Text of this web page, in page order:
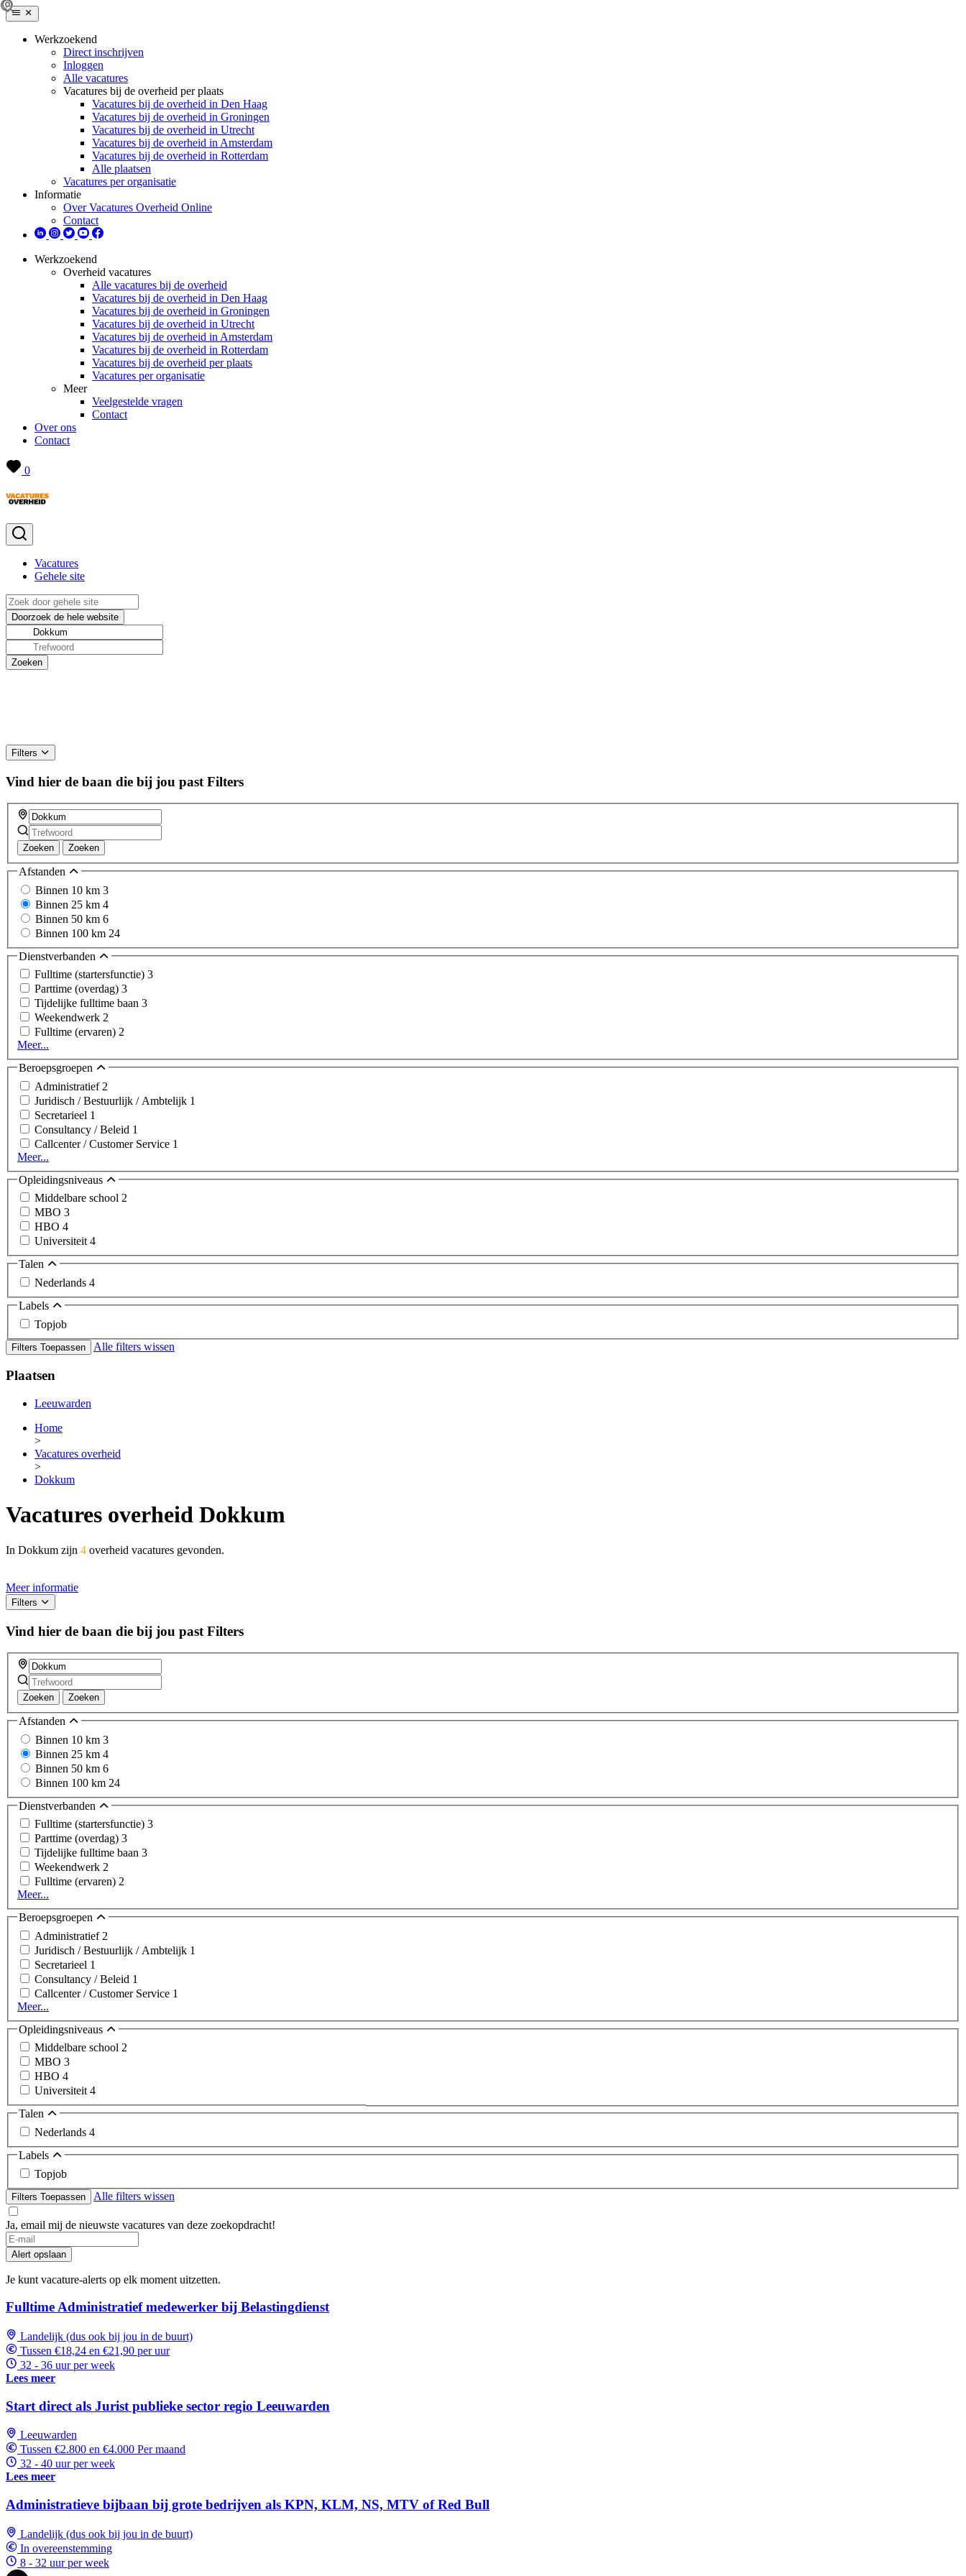
Werkzoekend
Direct inschrijven
Inloggen
Alle vacatures
Vacatures bij de overheid per plaats
Vacatures bij de overheid in Den Haag
Vacatures bij de overheid in Groningen
Vacatures bij de overheid in Utrecht
Vacatures bij de overheid in Amsterdam
Vacatures bij de overheid in Rotterdam
Alle plaatsen
Vacatures per organisatie
Informatie
Over Vacatures Overheid Online
Contact
Werkzoekend
Overheid vacatures
Alle vacatures bij de overheid
Vacatures bij de overheid in Den Haag
Vacatures bij de overheid in Groningen
Vacatures bij de overheid in Utrecht
Vacatures bij de overheid in Amsterdam
Vacatures bij de overheid in Rotterdam
Vacatures bij de overheid per plaats
Vacatures per organisatie
Meer
Veelgestelde vragen
Contact
Over ons
Contact
0
Vacatures
Gehele site
Filters
Vind hier de baan die bij jou past Filters
Zoeken Zoeken
Afstanden
Binnen 10 km 3
Binnen 25 km 4
Binnen 50 km 6
Binnen 100 km 24
Dienstverbanden
Fulltime (startersfunctie) 3
Parttime (overdag) 3
Tijdelijke fulltime baan 3
Weekendwerk 2
Fulltime (ervaren) 2
Meer...
Beroepsgroepen
Administratief 2
Juridisch / Bestuurlijk / Ambtelijk 1
Secretarieel 1
Consultancy / Beleid 1
Callcenter / Customer Service 1
Meer...
Opleidingsniveaus
Middelbare school 2
MBO 3
HBO 4
Universiteit4
Talen
Nederlands 4
Labels
Topjob
Filters Toepassen Alle filters wissen
Plaatsen
Leeuwarden
Home
>
Vacatures overheid
>
Dokkum
Vacatures overheid Dokkum
In Dokkum zijn 4 overheid vacatures gevonden.
Meer informatie
Filters
Vind hier de baan die bij jou past Filters
Zoeken Zoeken
Afstanden
Binnen 10 km 3
Binnen 25 km 4
Binnen 50 km 6
Binnen 100 km 24
Dienstverbanden
Fulltime (startersfunctie) 3
Parttime (overdag) 3
Tijdelijke fulltime baan 3
Weekendwerk 2
Fulltime (ervaren) 2
Meer...
Beroepsgroepen
Administratief 2
Juridisch / Bestuurlijk / Ambtelijk 1
Secretarieel 1
Consultancy / Beleid 1
Callcenter / Customer Service 1
Meer...
Opleidingsniveaus
Middelbare school 2
MBO 3
HBO 4
Universiteit 4
Talen
Nederlands 4
Labels
Topjob
Filters Toepassen Alle filters wissen
Ja, email mij de nieuwste vacatures van deze zoekopdracht!
Alert opslaan
Je kunt vacature-alerts op elk moment uitzetten.
Fulltime Administratief medewerker bij Belastingdienst
Landelijk (dus ook bij jou in de buurt)
Tussen €18,24 en €21,90 per uur
32 - 36 uur per week
Lees meer
Start direct als Jurist publieke sector regio Leeuwarden
Leeuwarden
Tussen €2.800 en €4.000 Per maand
32 - 40 uur per week
Lees meer
Administratieve bijbaan bij grote bedrijven als KPN, KLM, NS, MTV of Red Bull
Landelijk (dus ook bij jou in de buurt)
In overeenstemming
8 - 32 uur per week